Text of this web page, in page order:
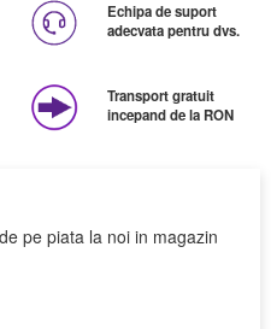
Echipa de suport
adecvata pentru dvs.
Transport gratuit
incepand de la RON
pe piata la noi in magazin